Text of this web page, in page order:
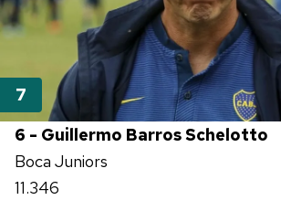
6 - Guillermo Barros Schelotto
Boca Juniors
11.346